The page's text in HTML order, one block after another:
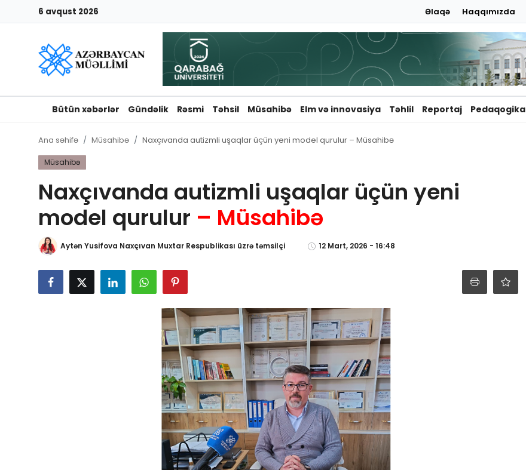
6 avqust 2026 Əlaqə Haqqımızda
Bütün xəbərlər Gündəlik Rəsmi Təhsil Müsahibə Elm və innovasiya Təhlil Reportaj Pedaqogika
Giriş
Qeydiyyat
Qəzetə elan ver
Haqqımızda
Reklam və elan
Biz kimik?
Bütün xəbərlər
Gündəlik
Ana səhifə Müsahibə Naxçıvanda autizmli uşaqlar üçün yeni model qurulur – Müsahibə
Müsahibə
Naxçıvanda autizmli uşaqlar üçün yeni
model qurulur – Müsahibə
Aytən Yusifova Naxçıvan Muxtar Respublikası üzrə təmsilçi 12 Mart, 2026 - 16:48